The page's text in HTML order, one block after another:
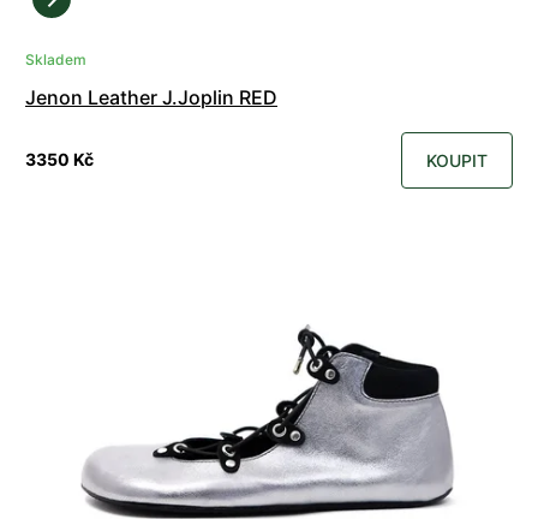
Skladem
Jenon Leather J.Joplin RED
3350 Kč KOUPIT